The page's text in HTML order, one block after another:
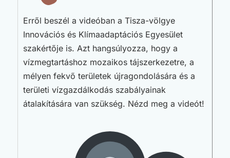
Erről beszél a videóban a Tisza-völgye
Innovációs és Klímaadaptációs Egyesület
szakértője is. Azt hangsúlyozza, hogy a
vízmegtartáshoz mozaikos tájszerkezetre, a
mélyen fekvő területek újragondolására és a
területi vízgazdálkodás szabályainak
átalakítására van szükség. Nézd meg a videót!